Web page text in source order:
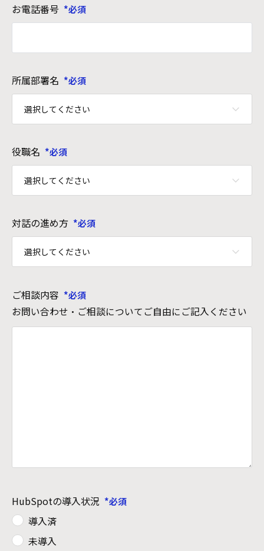
お電話番号
所属部署名
役職名
対話の進め方
ご相談内容
お問い合わせ・ご相談についてご自由にご記入ください
HubSpotの導入状況
導入済
未導入